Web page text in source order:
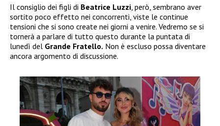
Il consiglio dei figli di Beatrice Luzzi, però, sembrano aver
sortito poco effetto nei concorrenti, viste le continue
tensioni che si sono create nei giorni a venire. Vedremo se si
tornerà a parlare di tutto questo durante la puntata di
lunedì del Grande Fratello. Non è escluso possa diventare
ancora argomento di discussione.